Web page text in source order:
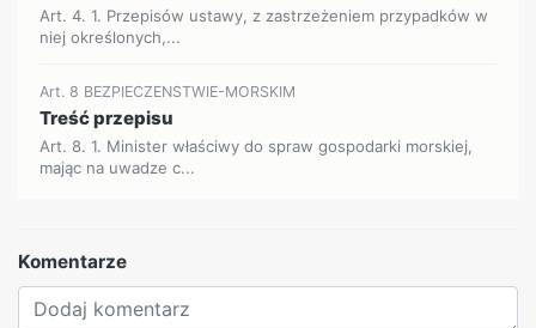
Art. 4. 1. Przepisów ustawy, z zastrzeżeniem przypadków w
niej określonych,...
Art. 8 BEZPIECZENSTWIE-MORSKIM
Treść przepisu
Art. 8. 1. Minister właściwy do spraw gospodarki morskiej,
mając na uwadze c...
Komentarze